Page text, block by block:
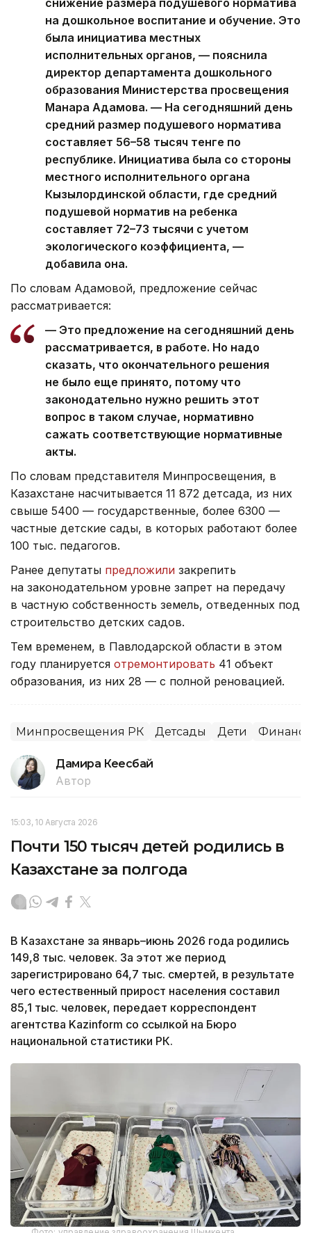
на дошкольное воспитание и обучение. Это
была инициатива местных
исполнительных органов, — пояснила
директор департамента дошкольного
образования Министерства просвещения
Манара Адамова. — На сегодняшний день
средний размер подушевого норматива
составляет 56–58 тысяч тенге по
республике. Инициатива была со стороны
местного исполнительного органа
Кызылординской области, где средний
подушевой норматив на ребенка
составляет 72–73 тысячи с учетом
экологического коэффициента, —
добавила она.
По словам Адамовой, предложение сейчас
рассматривается:
— Это предложение на сегодняшний день
рассматривается, в работе. Но надо
сказать, что окончательного решения
не было еще принято, потому что
законодательно нужно решить этот
вопрос в таком случае, нормативно
сажать соответствующие нормативные
акты.
По словам представителя Минпросвещения, в
Казахстане насчитывается 11 872 детсада, из них
свыше 5400 — государственные, более 6300 —
частные детские сады, в которых работают более
100 тыс. педагогов.
Ранее депутаты предложили закрепить
на законодательном уровне запрет на передачу
в частную собственность земель, отведенных под
строительство детских садов.
Тем временем, в Павлодарской области в этом
году планируется отремонтировать 41 объект
образования, из них 28 — с полной реновацией.
Минпросвещения РК Детсады Дети
Дамира Кеңесбай
Автор
15:03, 10 Августа 2026
Почти 150 тысяч детей родились в
Казахстане за полгода
В Казахстане за январь–июнь 2026 года родились
149,8 тыс. человек. За этот же период
зарегистрировано 64,7 тыс. смертей, в результате
чего естественный прирост населения составил
85,1 тыс. человек, передает корреспондент
агентства Kazinform со ссылкой на Бюро
национальной статистики РК.